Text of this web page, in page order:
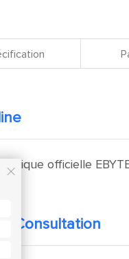
Boutique officielle
Consultation
